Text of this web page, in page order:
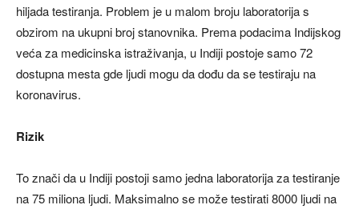
hiljada testiranja. Problem je u malom broju laboratorija s
obzirom na ukupni broj stanovnika. Prema podacima Indijskog
veća za medicinska istraživanja, u Indiji postoje samo 72
dostupna mesta gde ljudi mogu da dođu da se testiraju na
koronavirus.
Rizik
To znači da u Indiji postoji samo jedna laboratorija za testiranje
na 75 miliona ljudi. Maksimalno se može testirati 8000 ljudi na